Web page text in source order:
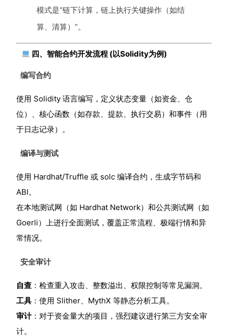
模式是“链下计算，链上执行关键操作（如结
算、清算）”。
四、智能合约开发流程 (以Solidity为例)
编写合约
使用 Solidity 语言编写，定义状态变量（如资金、仓
位）、核心函数（如存款、提款、执行交易）和事件（用
于日志记录）。
编译与测试
使用 Hardhat/Truffle 或 solc 编译合约，生成字节码和
ABI。
在本地测试网（如 Hardhat Network）和公共测试网（如
Goerli）上进行全面测试，覆盖正常流程、极端行情和异
常情况。
安全审计
自查 ：检查重入攻击、整数溢出、权限控制等常见漏洞。
工具 ：使用 Slither、MythX 等静态分析工具。
审计：对于资金量大的项目，强烈建议进行第三方安全审
计。